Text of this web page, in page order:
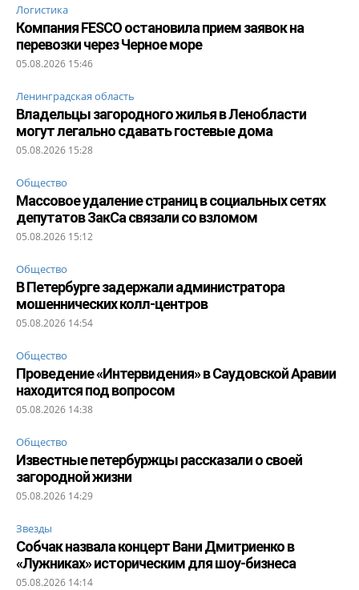
Логистика
Компания FESCO остановила прием заявок на
перевозки через Черное море
05.08.2026 15:46
Ленинградская область
Владельцы загородного жилья в Ленобласти
могут легально сдавать гостевые дома
05.08.2026 15:28
Общество
Массовое удаление страниц в социальных сетях
депутатов ЗакСа связали со взломом
05.08.2026 15:12
Общество
В Петербурге задержали администратора
мошеннических колл-центров
05.08.2026 14:54
Общество
Проведение «Интервидения» в Саудовской Аравии
находится под вопросом
05.08.2026 14:38
Общество
Известные петербуржцы рассказали о своей
загородной жизни
05.08.2026 14:29
Звезды
Собчак назвала концерт Вани Дмитриенко в
«Лужниках» историческим для шоу-бизнеса
05.08.2026 14:14